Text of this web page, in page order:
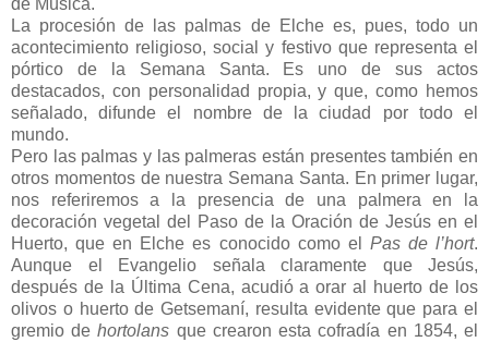
de Música.
La procesión de las palmas de Elche es, pues, todo un
acontecimiento religioso, social y festivo que representa el
pórtico de la Semana Santa. Es uno de sus actos
destacados, con personalidad propia, y que, como hemos
señalado, difunde el nombre de la ciudad por todo el
mundo.
Pero las palmas y las palmeras están presentes también en
otros momentos de nuestra Semana Santa. En primer lugar,
nos referiremos a la presencia de una palmera en la
decoración vegetal del Paso de la Oración de Jesús en el
Huerto, que en Elche es conocido como el Pas de l’hort.
Aunque el Evangelio señala claramente que Jesús,
después de la Última Cena, acudió a orar al huerto de los
olivos o huerto de Getsemaní, resulta evidente que para el
gremio dehortolans que crearon esta cofradía en 1854, el